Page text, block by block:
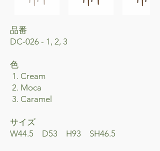
品番
DC-026 - 1, 2, 3
​色
1. Cream
2. Moca
3. Caramel
サイズ
W44.5 D53 H93 SH46.5